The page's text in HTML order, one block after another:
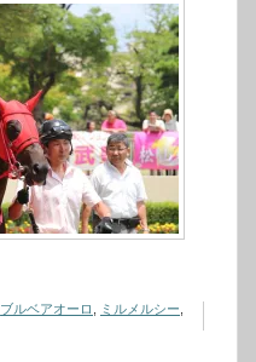
ブルベアオーロ ミルメルシー